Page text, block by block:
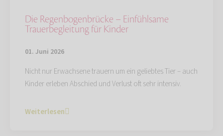
Die Regenbogenbrücke – Einfühlsame
Trauerbegleitung für Kinder
01. Juni 2026
Nicht nur Erwachsene trauern um ein geliebtes Tier – auch
Kinder erleben Abschied und Verlust oft sehr intensiv.
Weiterlesen